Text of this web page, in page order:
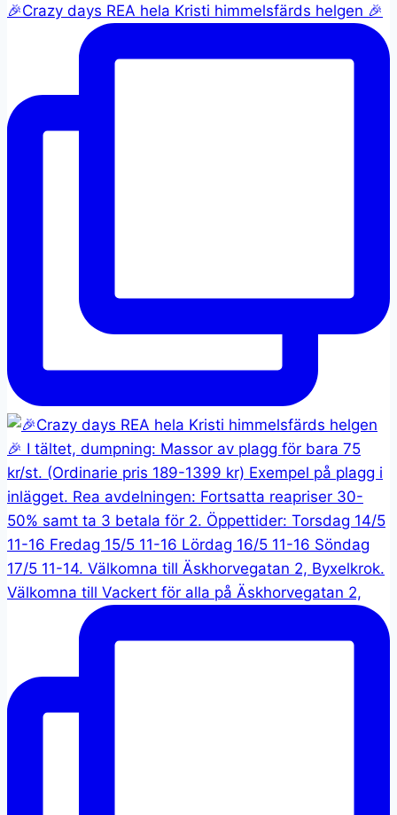
🎉Crazy days REA hela Kristi himmelsfärds helgen 🎉
Välkomna till Vackert för alla på Äskhorvegatan 2,